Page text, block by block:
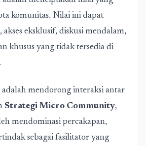
komunitas. Nilai ini dapat
akses eksklusif, diskusi mendalam,
khusus yang tidak tersedia di
adalah mendorong interaksi antar
Strategi Micro Community,
mendominasi percakapan,
sebagai fasilitator yang